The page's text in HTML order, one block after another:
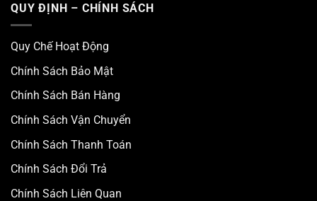
QUY ĐỊNH – CHÍNH SÁCH
Quy Chế Hoạt Động
Chính Sách Bảo Mật
Chính Sách Bán Hàng
Chính Sách Vận Chuyển
Chính Sách Thanh Toán
Chính Sách Đổi Trả
Chính Sách Liên Quan